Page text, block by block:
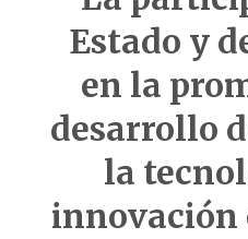
Estado y
en la
desarrollo
la
innovación